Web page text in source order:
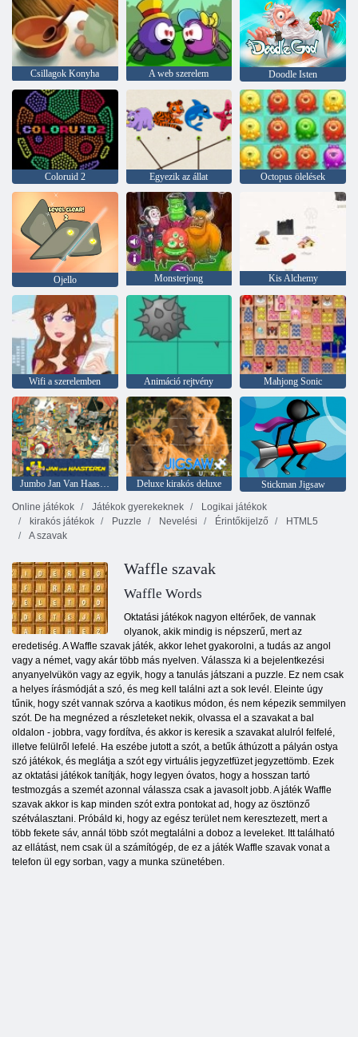
Csillagok Konyha A web szerelem Doodle Isten
Coloruid 2 Egyezik az állat Octopus ölelések
Ojello Monsterjong Kis Alchemy
Wifi a szerelemben Animáció rejtvény Mahjong Sonic
Deluxe kirakós deluxe
Stickman Jigsaw
Online játékok
Játékok gyerekeknek
Logikai játékok
kirakós játékok
Puzzle Nevelési Érintőkijelző
HTML5
A szavak
Waffle szavak
Waffle Words
Oktatási játékok nagyon eltérőek, de vannak
olyanok, akik mindig is népszerű, mert az
eredetiség. A Waffle szavak játék, akkor lehet gyakorolni, a tudás az angol
vagy a német, vagy akár több más nyelven. Válassza ki a bejelentkezési
anyanyelvükön vagy az egyik, hogy a tanulás játszani a puzzle. Ez nem csak
a helyes írásmódját a szó, és meg kell találni azt a sok levél. Eleinte úgy
tűnik, hogy szét vannak szórva a kaotikus módon, és nem képezik semmilyen
szót. De ha megnézed a részleteket nekik, olvassa el a szavakat a bal
oldalon - jobbra, vagy fordítva, és akkor is keresik a szavakat alulról felfelé,
illetve felülről lefelé. Ha eszébe jutott a szót, a betűk áthúzott a pályán ostya
szó játékok, és meglátja a szót egy virtuális jegyzetfüzet jegyzettömb. Ezek
az oktatási játékok tanítják, hogy legyen óvatos, hogy a hosszan tartó
testmozgás a szemét azonnal válassza csak a javasolt jobb. A játék Waffle
szavak akkor is kap minden szót extra pontokat ad, hogy az ösztönző
szétválasztani. Próbáld ki, hogy az egész terület nem keresztezett, mert a
több fekete sáv, annál több szót megtalálni a doboz a leveleket. Itt található
az ellátást, nem csak ül a számítógép, de ez a játék Waffle szavak vonat a
telefon ül egy sorban, vagy a munka szünetében.